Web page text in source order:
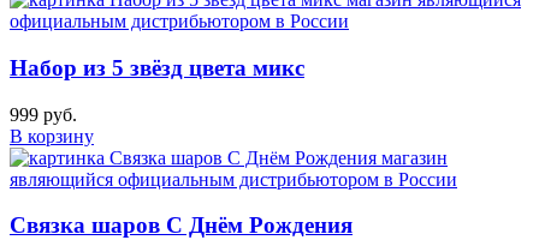
Набор из 5 звёзд цвета микс
999 руб.
В корзину
Связка шаров С Днём Рождения